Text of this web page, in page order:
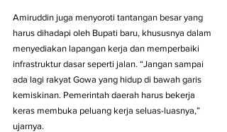
Amiruddin juga menyoroti tantangan besar yang
harus dihadapi oleh Bupati baru, khususnya dalam
menyediakan lapangan kerja dan memperbaiki
infrastruktur dasar seperti jalan. “Jangan sampai
ada lagi rakyat Gowa yang hidup di bawah garis
kemiskinan. Pemerintah daerah harus bekerja
keras membuka peluang kerja seluas-luasnya,”
ujarnya.